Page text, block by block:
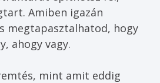
Amiben igazán
megtapasztalhatod, hogy
ahogy vagy.
mint amit eddig